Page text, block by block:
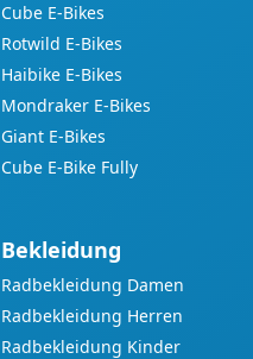
Cube E-Bikes
Rotwild E-Bikes
Haibike E-Bikes
Mondraker E-Bikes
Giant E-Bikes
Cube E-Bike Fully
Bekleidung
Radbekleidung Damen
Radbekleidung Herren
Radbekleidung Kinder